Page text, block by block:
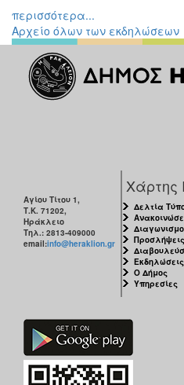
περισσότερα...
Αρχείο όλων των εκδηλώσεων
Αγίου Τίτου 1,
Τ.Κ. 71202,
Ηράκλειο
Τηλ.: 2813-409000
email:info@heraklion.gr
Χάρτης
Δελτία
Προσλήψεις
Εκδηλώσεις
Ο Δήμος
Υπηρεσίες